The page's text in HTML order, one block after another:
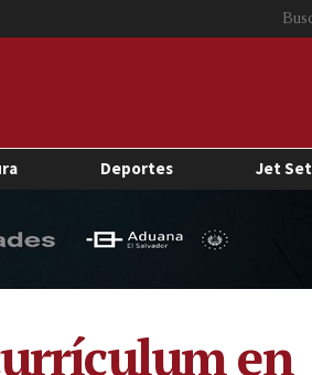
Deportes Jet Set
en